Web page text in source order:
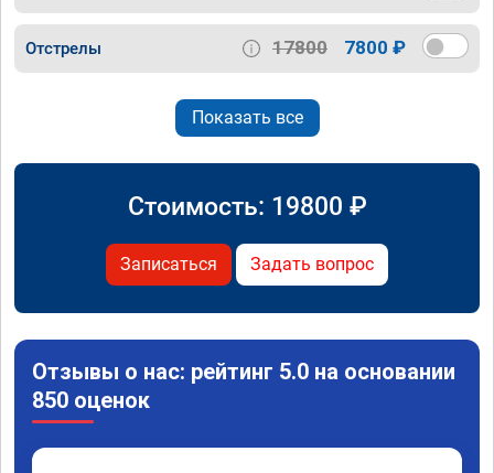
Отстрелы 17800 7800 ₽
Показать все
Стоимость: 19800 ₽
Записаться Задать вопрос
Отзывы о нас: рейтинг 5.0 на основании
850 оценок